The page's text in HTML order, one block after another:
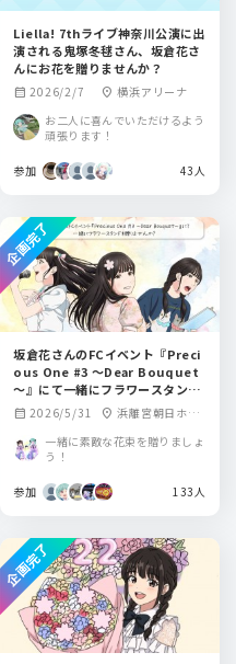
Liella! 7thライブ神奈川公演に出
演される鬼塚冬毬さん、坂倉花さ
んにお花を贈りませんか？
calendar_month 2026/2/7 location_on 横浜アリーナ
お二人に喜んでいただけるよう
頑張ります！
参加 43人
坂倉花さんのFCイベント『Preci
ous One #3 ～Dear Bouquet
～』にて一緒にフラワースタンド
を贈りませんか？
calendar_month 2026/5/31 location_on 浜離宮朝日ホー
一緒に素敵な花束を贈りましょ
う！
参加 133人
企画完了
企画完了